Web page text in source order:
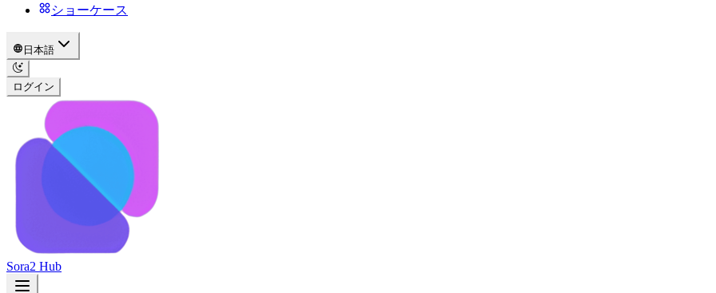
ショーケース
日本語
ログイン
Sora2 Hub